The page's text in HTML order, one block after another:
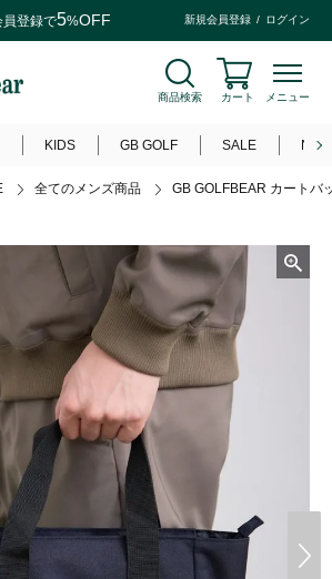
員登録で5%OFF 新規会員登録 ログイン
商品検索 カート メニュー
KIDS GB GOLF SALE
全てのメンズ商品 GB GOLFBEAR カートバ